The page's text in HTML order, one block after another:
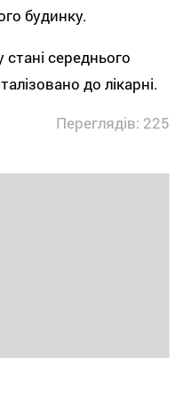
будинку.
середнього
до лікарні.
Переглядів: 225